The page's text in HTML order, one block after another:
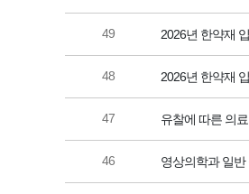
49 2026년 한약재
48 2026년 한약재
47 유찰에 따른 의
46 영상의학과 일반